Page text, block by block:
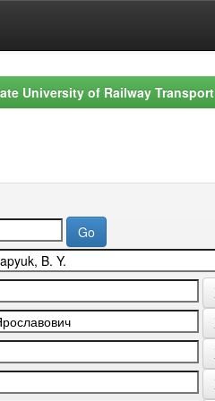
University of Railway Transport